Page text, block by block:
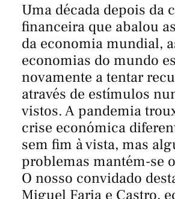
Uma década depois da
financeira que abalou
da economia mundial,
economias do mundo
novamente a tentar
através de estímulos
vistos. A pandemia
crise económica
sem fim à vista, mas
problemas mantém-se
O nosso convidado
Miguel Faria e Castro,